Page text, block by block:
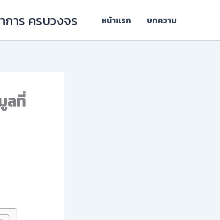
าร ครบวงจร หน้าแรก บทความ
ลที่